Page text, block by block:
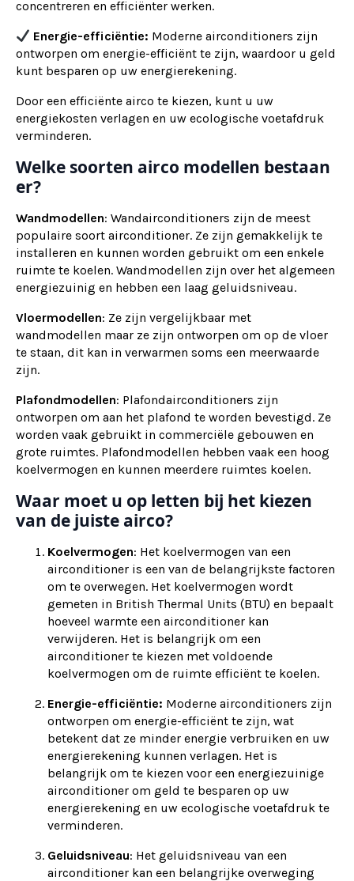
concentreren en efficiënter werken.
Energie-efficiëntie: Moderne airconditioners zijn
ontworpen om energie-efficiënt te zijn, waardoor u geld
kunt besparen op uw energierekening.
Door een efficiënte airco te kiezen, kunt u uw
energiekosten verlagen en uw ecologische voetafdruk
verminderen.
Welke soorten airco modellen bestaan
er?
Wandmodellen: Wandairconditioners zijn de meest
populaire soort airconditioner. Ze zijn gemakkelijk te
installeren en kunnen worden gebruikt om een enkele
ruimte te koelen. Wandmodellen zijn over het algemeen
energiezuinig en hebben een laag geluidsniveau.
Vloermodellen: Ze zijn vergelijkbaar met
wandmodellen maar ze zijn ontworpen om op de vloer
te staan, dit kan in verwarmen soms een meerwaarde
zijn.
Plafondmodellen: Plafondairconditioners zijn
ontworpen om aan het plafond te worden bevestigd. Ze
worden vaak gebruikt in commerciële gebouwen en
grote ruimtes. Plafondmodellen hebben vaak een hoog
koelvermogen en kunnen meerdere ruimtes koelen.
Waar moet u op letten bij het kiezen
van de juiste airco?
Koelvermogen: Het koelvermogen van een
airconditioner is een van de belangrijkste factoren
om te overwegen. Het koelvermogen wordt
gemeten in British Thermal Units (BTU) en bepaalt
hoeveel warmte een airconditioner kan
verwijderen. Het is belangrijk om een
airconditioner te kiezen met voldoende
koelvermogen om de ruimte efficiënt te koelen.
Energie-efficiëntie: Moderne airconditioners zijn
ontworpen om energie-efficiënt te zijn, wat
betekent dat ze minder energie verbruiken en uw
energierekening kunnen verlagen. Het is
belangrijk om te kiezen voor een energiezuinige
airconditioner om geld te besparen op uw
energierekening en uw ecologische voetafdruk te
verminderen.
Geluidsniveau: Het geluidsniveau van een
airconditioner kan een belangrijke overweging